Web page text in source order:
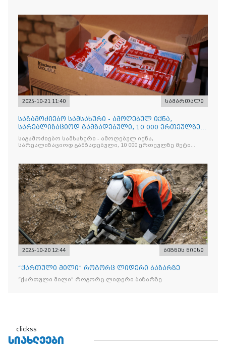
2025-10-21 11:40 სამართალი
საგამოძიებო სამსახური - ამოღებულ იქნა,
სარეალიზაციოდ გამზადებული, 10 000 ერთეულზე
მეტი „Jacobs Monar
საგამოძიებო სამსახური - ამოღებულ იქნა,
სარეალიზაციოდ გამზადებული, 10 000 ერთეულზე მეტი
„Raffaello”-ს სასაქონლო ნიშნით უკანონო ნიშანდებული
ტკბილეული
2025-10-20 12:44 ბიზნეს ნიუსი
“ქართული მილი” როგორც ლიდერი ბაზარზე
“ქართული მილი” როგორც ლიდერი ბაზარზე
clickss
ᲡᲘᲐᲮᲚᲔᲔᲑᲘ